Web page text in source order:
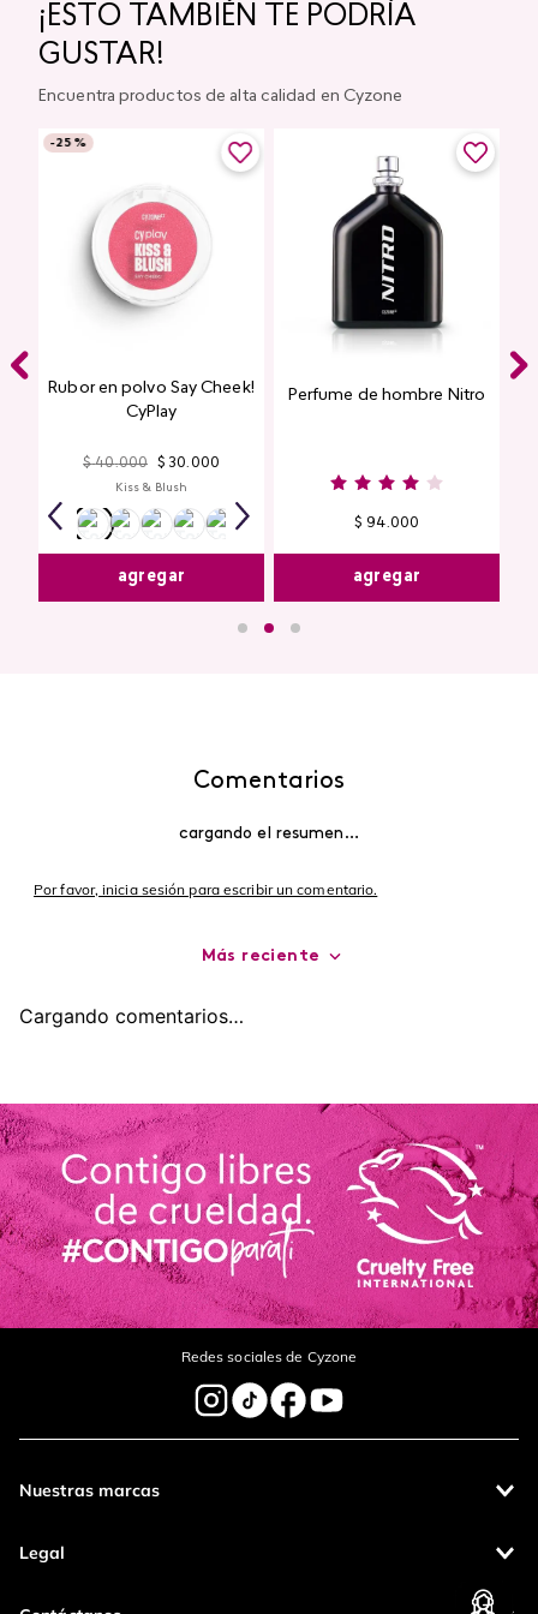
¡ESTO TAMBIÉN TE PODRÍA
GUSTAR!
Encuentra productos de alta calidad en Cyzone
-25 %
Rubor en polvo Say Cheek!
CyPlay
$ 40.000 $ 30.000
Kiss & Blush
agregar
Perfume de hombre Nitro
$ 94.000
agregar
Comentarios
cargando el resumen…
Por favor, inicia sesión para escribir un comentario.
Más reciente
Cargando comentarios…
Redes sociales de Cyzone
Nuestras marcas
Legal